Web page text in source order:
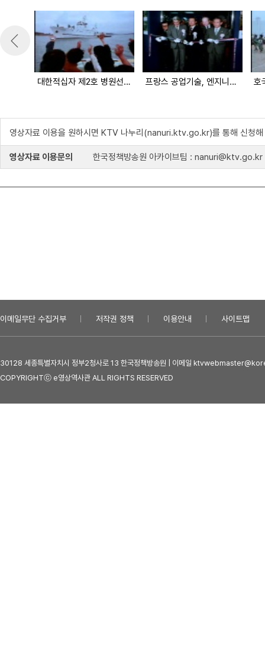
대한적십자 제2호 병원선인 무궁화호 취항식 프랑스 공업기술, 엔지니어링 전시회
영상자료 이용을 원하시면 KTV 나누리(nanuri.ktv.go.kr)를 통해 신청해
영상자료 이용문의 한국정책방송원 아카이브팀 : nanuri@ktv.go.kr
이메일무단 수집거부 저작권 정책 이용안내 사이트맵
30128 세종특별자치시 정부2청사로 13 한국정책방송원 | 이메일
COPYRIGHTⓒ e영상역사관 ALL RIGHTS RESERVED